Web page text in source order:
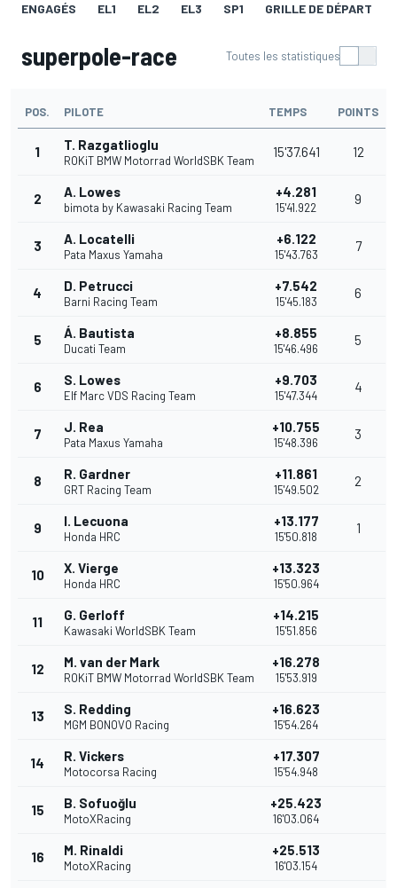
ENGAGÉS EL1 EL2 EL3 SP1 GRILLE DE DÉPART
superpole-race Toutes les statistiques
POS. PILOTE TEMPS POINTS
1 T. Razgatlioglu
ROKiT BMW Motorrad WorldSBK Team
15'37.641 12
2 A. Lowes
bimota by Kawasaki Racing Team
+4.281
15'41.922
9
3 A. Locatelli
Pata Maxus Yamaha
+6.122
15'43.763
7
4 D. Petrucci
Barni Racing Team
+7.542
15'45.183
6
5 Á. Bautista
Ducati Team
+8.855
15'46.496
5
6 S. Lowes
Elf Marc VDS Racing Team
+9.703
15'47.344
4
7 J. Rea
Pata Maxus Yamaha
+10.755
15'48.396
3
8 R. Gardner
GRT Racing Team
+11.861
15'49.502
2
9 I. Lecuona
Honda HRC
+13.177
15'50.818
1
10 X. Vierge
Honda HRC
+13.323
15'50.964
11 G. Gerloff
Kawasaki WorldSBK Team
+14.215
15'51.856
12 M. van der Mark
ROKiT BMW Motorrad WorldSBK Team
+16.278
15'53.919
13 S. Redding
MGM BONOVO Racing
+16.623
15'54.264
14 R. Vickers
Motocorsa Racing
+17.307
15'54.948
15 B. Sofuoğlu
MotoXRacing
+25.423
16'03.064
16 M. Rinaldi
MotoXRacing
+25.513
16'03.154